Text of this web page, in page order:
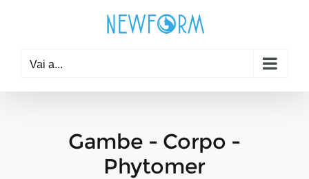
Vai a...
Gambe - Corpo -
Phytomer